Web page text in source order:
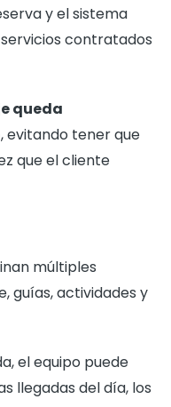
y el sistema
contratados
queda
, evitando tener que
que el cliente
múltiples
guías, actividades y
el equipo puede
llegadas del día, los